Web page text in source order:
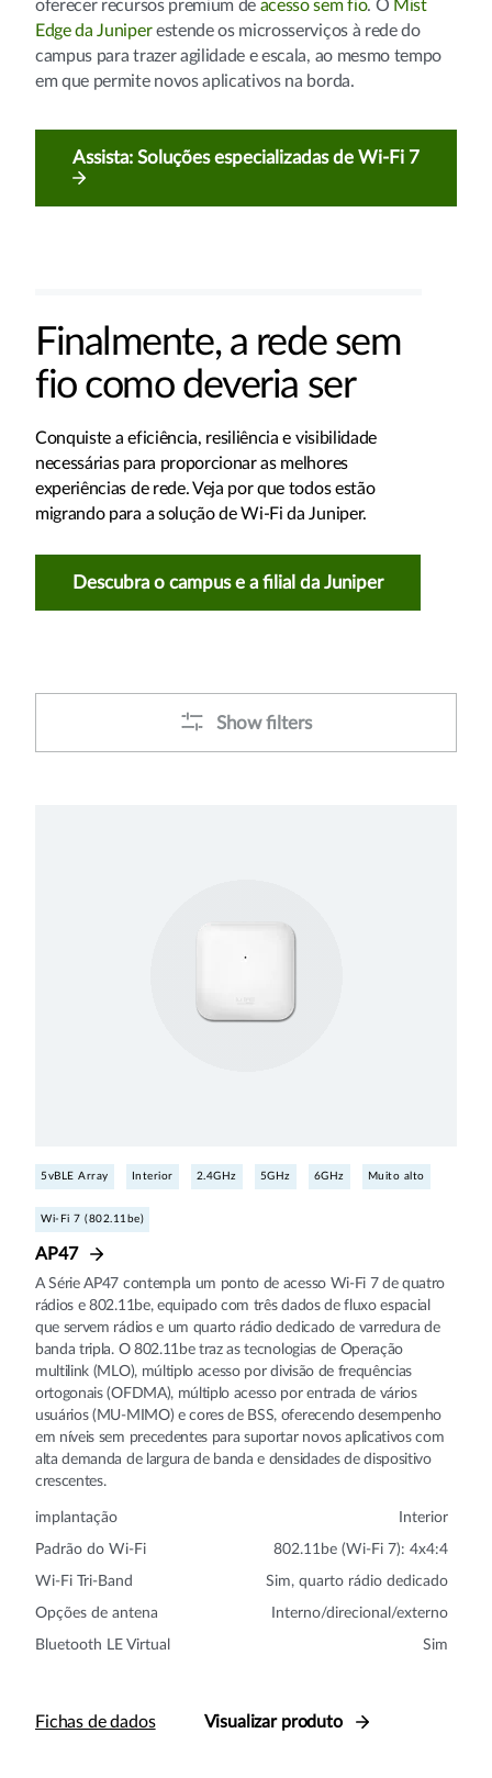
oferecer recursos premium de acesso sem fio. O Mist
Edge da Juniperestende os microsserviços à rede do
campus para trazer agilidade e escala, ao mesmo tempo
em que permite novos aplicativos na borda.
Assista: Soluções especializadas de Wi-Fi 7
Finalmente, a rede sem
fio como deveria ser
Conquiste a eficiência, resiliência e visibilidade
necessárias para proporcionar as melhores
experiências de rede. Veja por que todos estão
migrando para a solução de Wi-Fi da Juniper.
Descubra o campus e a filial da Juniper
Show filters
5vBLE Array Interior 2.4GHz 5GHz 6GHz Muito alto
Wi-Fi 7 (802.11be)
AP47
A Série AP47 contempla um ponto de acesso Wi-Fi 7 de quatro
rádios e 802.11be, equipado com três dados de fluxo espacial
que servem rádios e um quarto rádio dedicado de varredura de
banda tripla. O 802.11be traz as tecnologias de Operação
multilink (MLO), múltiplo acesso por divisão de frequências
ortogonais (OFDMA), múltiplo acesso por entrada de vários
usuários (MU‑MIMO) e cores de BSS, oferecendo desempenho
em níveis sem precedentes para suportar novos aplicativos com
alta demanda de largura de banda e densidades de dispositivo
crescentes.
implantação Interior
Padrão do Wi-Fi 802.11be (Wi-Fi 7): 4x4:4
Wi-Fi Tri-Band Sim, quarto rádio dedicado
Opções de antena Interno/direcional/externo
Bluetooth LE Virtual Sim
Fichas de dados Visualizar produto